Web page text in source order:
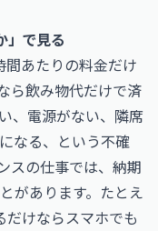
」で見る
あたりの料金だけ
ら飲み物代だけで済
、電源がない、隣席
なる、という不確
スの仕事では、納期
があります。たとえ
けならスマホでも